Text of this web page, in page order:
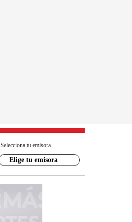
Selecciona tu emisora
Elige tu emisora